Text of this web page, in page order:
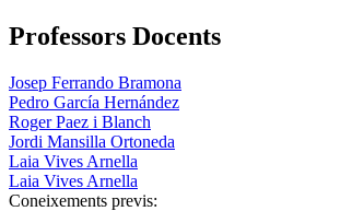
Professors Docents
Josep Ferrando Bramona
Pedro García Hernández
Roger Paez i Blanch
Jordi Mansilla Ortoneda
Laia Vives Arnella
Laia Vives Arnella
Coneixements previs: